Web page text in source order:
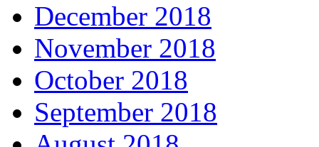
December 2018
November 2018
October 2018
September 2018